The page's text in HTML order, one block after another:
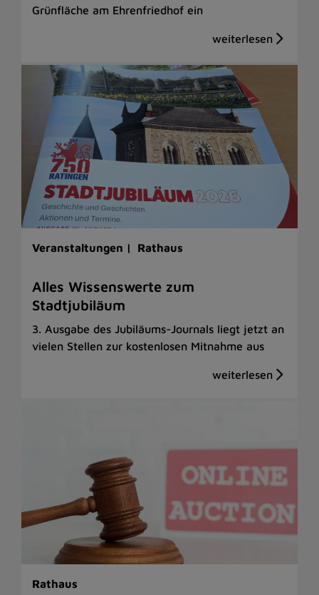
Grünfläche am Ehrenfriedhof ein
Veranstaltungen | Rathaus
Alles Wissenswerte zum
Stadtjubiläum
3. Ausgabe des Jubiläums-Journals liegt jetzt an
vielen Stellen zur kostenlosen Mitnahme aus
Rathaus